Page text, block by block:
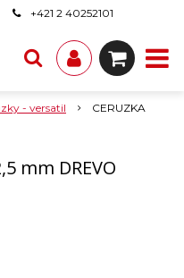
+421 2 40252101
- versatil
CERUZKA
mm DREVO